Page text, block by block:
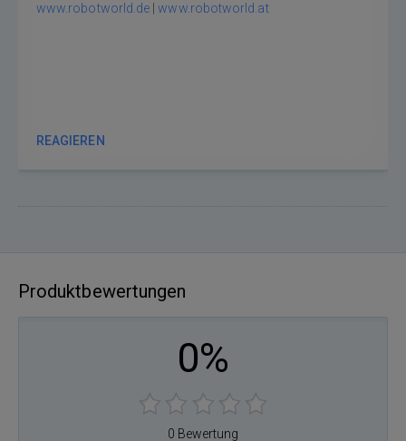
www.robotworld.de |www.robotworld.at
REAGIEREN
Produktbewertungen
0%
0 Bewertung